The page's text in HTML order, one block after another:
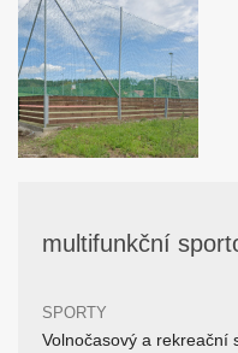
multifunkční
SPORTY
Volnočasový a rekreační